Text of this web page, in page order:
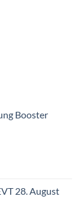
Booster
28. August